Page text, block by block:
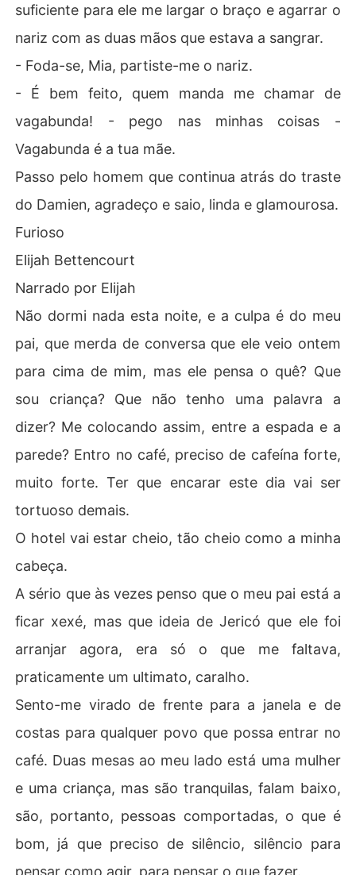
suficiente para ele me largar o braço e agarrar o
nariz com as duas mãos que estava a sangrar.
- Foda-se, Mia, partiste-me o nariz.
- É bem feito, quem manda me chamar de
vagabunda! - pego nas minhas coisas -
Vagabunda é a tua mãe.
Passo pelo homem que continua atrás do traste
do Damien, agradeço e saio, linda e glamourosa.
Furioso
Elijah Bettencourt
Narrado por Elijah
Não dormi nada esta noite, e a culpa é do meu
pai, que merda de conversa que ele veio ontem
para cima de mim, mas ele pensa o quê? Que
sou criança? Que não tenho uma palavra a
dizer? Me colocando assim, entre a espada e a
parede? Entro no café, preciso de cafeína forte,
muito forte. Ter que encarar este dia vai ser
tortuoso demais.
O hotel vai estar cheio, tão cheio como a minha
cabeça.
A sério que às vezes penso que o meu pai está a
ficar xexé, mas que ideia de Jericó que ele foi
arranjar agora, era só o que me faltava,
praticamente um ultimato, caralho.
Sento-me virado de frente para a janela e de
costas para qualquer povo que possa entrar no
café. Duas mesas ao meu lado está uma mulher
e uma criança, mas são tranquilas, falam baixo,
são, portanto, pessoas comportadas, o que é
bom, já que preciso de silêncio, silêncio para
pensar como agir, para pensar o que fazer.